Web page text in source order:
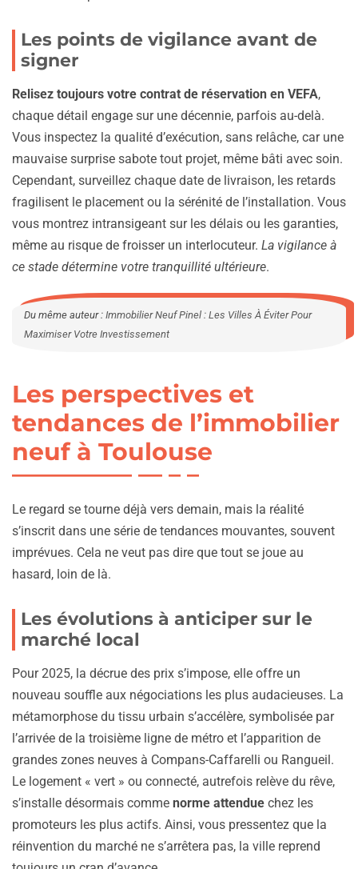
Les points de vigilance avant de
signer
Relisez toujours votre contrat de réservation en VEFA,
chaque détail engage sur une décennie, parfois au-delà.
Vous inspectez la qualité d’exécution, sans relâche, car une
mauvaise surprise sabote tout projet, même bâti avec soin.
Cependant, surveillez chaque date de livraison, les retards
fragilisent le placement ou la sérénité de l’installation. Vous
vous montrez intransigeant sur les délais ou les garanties,
même au risque de froisser un interlocuteur. La vigilance à
ce stade détermine votre tranquillité ultérieure.
Du même auteur : Immobilier Neuf Pinel : Les Villes À Éviter Pour
Maximiser Votre Investissement
Les perspectives et
tendances de l’immobilier
neuf à Toulouse
Le regard se tourne déjà vers demain, mais la réalité
s’inscrit dans une série de tendances mouvantes, souvent
imprévues. Cela ne veut pas dire que tout se joue au
hasard, loin de là.
Les évolutions à anticiper sur le
marché local
Pour 2025, la décrue des prix s’impose, elle offre un
nouveau souffle aux négociations les plus audacieuses. La
métamorphose du tissu urbain s’accélère, symbolisée par
l’arrivée de la troisième ligne de métro et l’apparition de
grandes zones neuves à Compans-Caffarelli ou Rangueil.
Le logement « vert » ou connecté, autrefois relève du rêve,
s’installe désormais comme norme attendue chez les
promoteurs les plus actifs. Ainsi, vous pressentez que la
réinvention du marché ne s’arrêtera pas, la ville reprend